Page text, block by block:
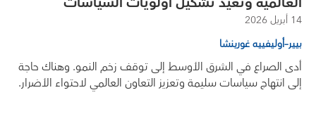
14 أبريل 2026
بيير–أوليفييه غورينشا
أدى الصراع في الشرق الأوسط إلى توقف زخم النمو. وهناك حاجة
إلى انتهاج سياسات سليمة وتعزيز التعاون العالمي لاحتواء الأضرار.